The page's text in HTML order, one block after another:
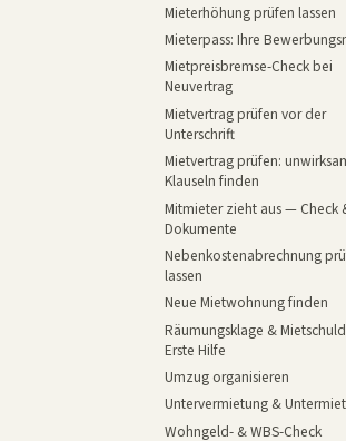
Mieterhöhung prüfen lassen
Mieterpass: Ihre
Mietpreisbremse-Check bei
Neuvertrag
Mietvertrag prüfen vor der
Unterschrift
Mietvertrag prüfen:
Klauseln finden
Mitmieter zieht aus — Check
Dokumente
Nebenkostenabrechnung
lassen
Neue Mietwohnung finden
Räumungsklage &
Erste Hilfe
Umzug organisieren
Untervermietung &
Wohngeld- & WBS-Check